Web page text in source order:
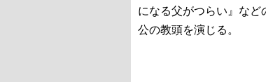
になる父がつらい』など
公の教頭を演じる。